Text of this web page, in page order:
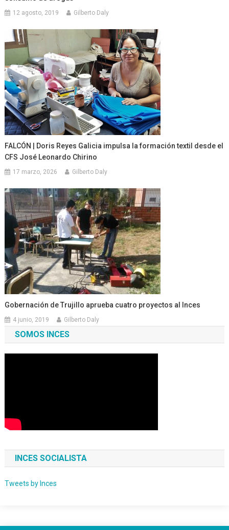
12 agosto, 2019 Gilberto Daly
FALCÓN | Doris Reyes Galicia impulsa la formación textil desde el
CFS José Leonardo Chirino
17 marzo, 2026 Gilberto Daly
Gobernación de Trujillo aprueba cuatro proyectos al Inces
4 junio, 2019 Gilberto Daly
SOMOS INCES
INCES SOCIALISTA
Tweets by Inces